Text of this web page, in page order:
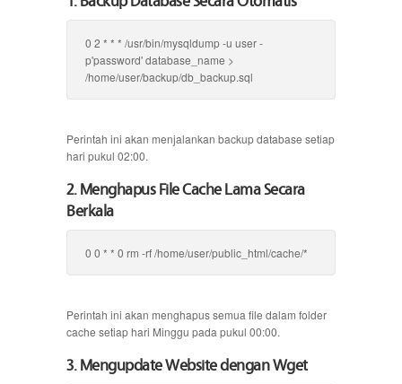
0 2 * * * /usr/bin/mysqldump -u user -
p'password' database_name >
/home/user/backup/db_backup.sql
Perintah ini akan menjalankan backup database setiap
hari pukul 02:00.
2. Menghapus File Cache Lama Secara
Berkala
0 0 * * 0 rm -rf /home/user/public_html/cache/*
Perintah ini akan menghapus semua file dalam folder
cache setiap hari Minggu pada pukul 00:00.
3. Mengupdate Website dengan Wget